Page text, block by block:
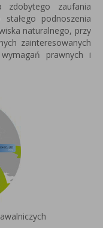
zdobytego zaufania
podnoszenia
naturalnego, przy
zainteresowanych
prawnych i